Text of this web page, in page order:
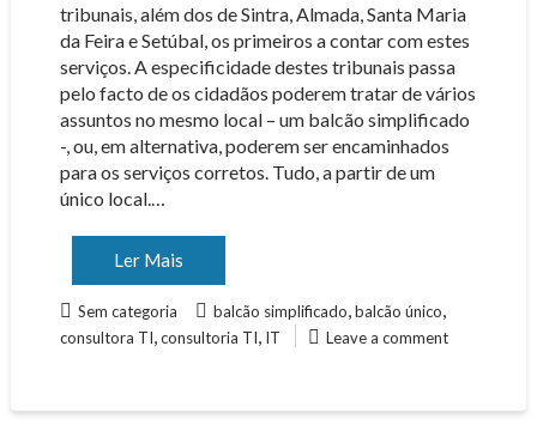
tribunais, além dos de Sintra, Almada, Santa Maria
da Feira e Setúbal, os primeiros a contar com estes
serviços. A especificidade destes tribunais passa
pelo facto de os cidadãos poderem tratar de vários
assuntos no mesmo local – um balcão simplificado
-, ou, em alternativa, poderem ser encaminhados
para os serviços corretos. Tudo, a partir de um
único local.…
Ler Mais
Sem categoria balcão simplificado balcão único
consultora TI consultoria TI IT Leave a comment